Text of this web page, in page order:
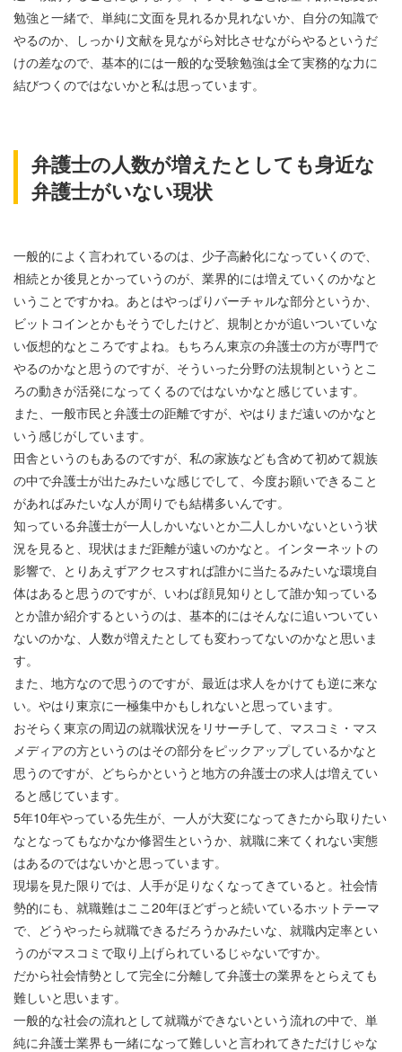
勉強と一緒で、単純に文面を見れるか見れないか、自分の知識で
やるのか、しっかり文献を見ながら対比させながらやるというだ
けの差なので、基本的には一般的な受験勉強は全て実務的な力に
結びつくのではないかと私は思っています。
弁護士の人数が増えたとしても身近な
弁護士がいない現状
一般的によく言われているのは、少子高齢化になっていくので、
相続とか後見とかっていうのが、業界的には増えていくのかなと
いうことですかね。あとはやっぱりバーチャルな部分というか、
ビットコインとかもそうでしたけど、規制とかが追いついていな
い仮想的なところですよね。もちろん東京の弁護士の方が専門で
やるのかなと思うのですが、そういった分野の法規制というとこ
ろの動きが活発になってくるのではないかなと感じています。
また、一般市民と弁護士の距離ですが、やはりまだ遠いのかなと
いう感じがしています。
田舎というのもあるのですが、私の家族なども含めて初めて親族
の中で弁護士が出たみたいな感じでして、今度お願いできること
があればみたいな人が周りでも結構多いんです。
知っている弁護士が一人しかいないとか二人しかいないという状
況を見ると、現状はまだ距離が遠いのかなと。インターネットの
影響で、とりあえずアクセスすれば誰かに当たるみたいな環境自
体はあると思うのですが、いわば顔見知りとして誰か知っている
とか誰か紹介するというのは、基本的にはそんなに追いついてい
ないのかな、人数が増えたとしても変わってないのかなと思いま
す。
また、地方なので思うのですが、最近は求人をかけても逆に来な
い。やはり東京に一極集中かもしれないと思っています。
おそらく東京の周辺の就職状況をリサーチして、マスコミ・マス
メディアの方というのはその部分をピックアップしているかなと
思うのですが、どちらかというと地方の弁護士の求人は増えてい
ると感じています。
5年10年やっている先生が、一人が大変になってきたから取りたい
なとなってもなかなか修習生というか、就職に来てくれない実態
はあるのではないかと思っています。
現場を見た限りでは、人手が足りなくなってきていると。社会情
勢的にも、就職難はここ20年ほどずっと続いているホットテーマ
で、どうやったら就職できるだろうかみたいな、就職内定率とい
うのがマスコミで取り上げられているじゃないですか。
だから社会情勢として完全に分離して弁護士の業界をとらえても
難しいと思います。
一般的な社会の流れとして就職ができないという流れの中で、単
純に弁護士業界も一緒になって難しいと言われてきただけじゃな